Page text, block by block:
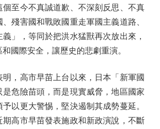
個至今不真誠道歉、不深刻反思、不真
殘害國和戰敗國重走軍國主義道路、
」，等同於把洪水猛獸再次放出來，
國際安全，讓歷史的悲劇重演。
高市早苗上台以來，日本「新軍國
是危險苗頭，而是現實威脅，地區國家
以更大警惕，堅決遏制其成勢蔓延。
期高市早苗發表施政和新政演說，不斷